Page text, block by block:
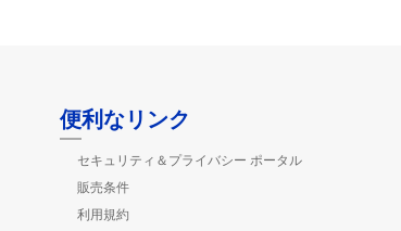
便利なリンク
セキュリティ＆プライバシー ポータル
販売条件
利用規約